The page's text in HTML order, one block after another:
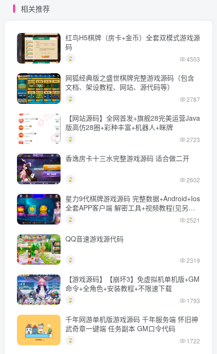
相关推荐
红鸟H5棋牌（房卡+金币）全套双模式游戏源
码
4503
网狐经典版之盛世棋牌完整游戏源码（包含
文档、架设教程、网站、源代码等）
2787
【网站源码】全网首发+旗舰28完美运营Java
版高仿28圈+彩种丰富+机器人+眯牌
2723
香逸房卡十三水完整游戏源码 适合做二开
2602
星力9代棋牌游戏源码 完整数据+Android+Ios
全套APP客户端 解密工具+视频教程(见另个
链接)
2521
QQ音速游戏源代码
2319
【游戏源码】【崩坏3】免虚拟机单机版+GM
命令+全角色+安装教程+不限速下载
1793
千年网游单机版游戏源码 千年服务端 怀旧神
武奇章一键端 任务副本 GM口令代码
1722